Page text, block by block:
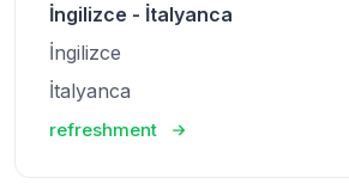
İngilizce - İtalyanca
İngilizce
İtalyanca
refreshment